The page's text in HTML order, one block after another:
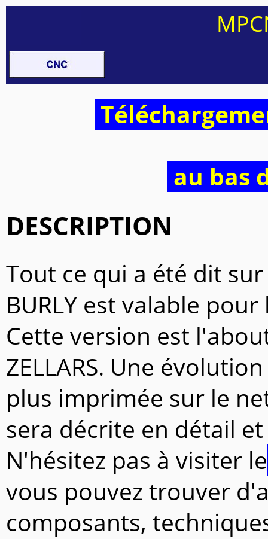
au bas
DESCRIPTION
Tout ce qui a été dit
BURLY est valable
Cette version est
ZELLARS. Une
plus imprimée sur le
sera décrite en détail
N'hésitez pas à visiter le
vous pouvez trouver
composants,